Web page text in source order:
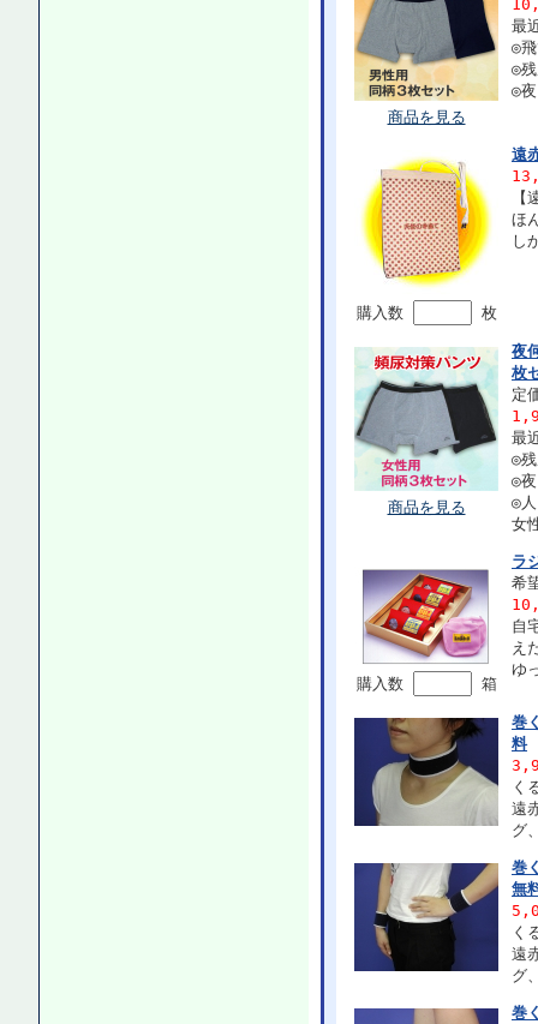
商品を見る
最
◎
◎
◎
購入数 枚
遠
ほ
し
商品を見る
夜
枚
定
最
◎
◎
◎
女
購入数 箱
ラ
希
自
え
ゆ
巻
料
く
遠
グ
巻
無
く
遠
グ
巻